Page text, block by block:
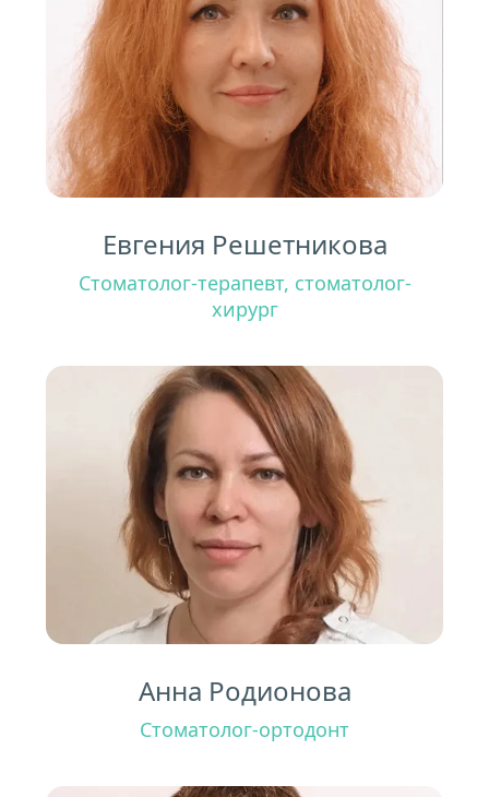
Евгения Решетникова
Стоматолог-терапевт, стоматолог-
хирург
Анна Родионова
Стоматолог-ортодонт